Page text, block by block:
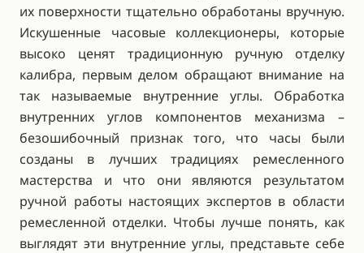
их поверхности тщательно обработаны вручную.
Искушенные часовые коллекционеры, которые
высоко ценят традиционную ручную отделку
калибра, первым делом обращают внимание на
так называемые внутренние углы. Обработка
внутренних углов компонентов механизма –
безошибочный признак того, что часы были
созданы в лучших традициях ремесленного
мастерства и что они являются результатом
ручной работы настоящих экспертов в области
ремесленной отделки. Чтобы лучше понять, как
выглядят эти внутренние углы, представьте себе